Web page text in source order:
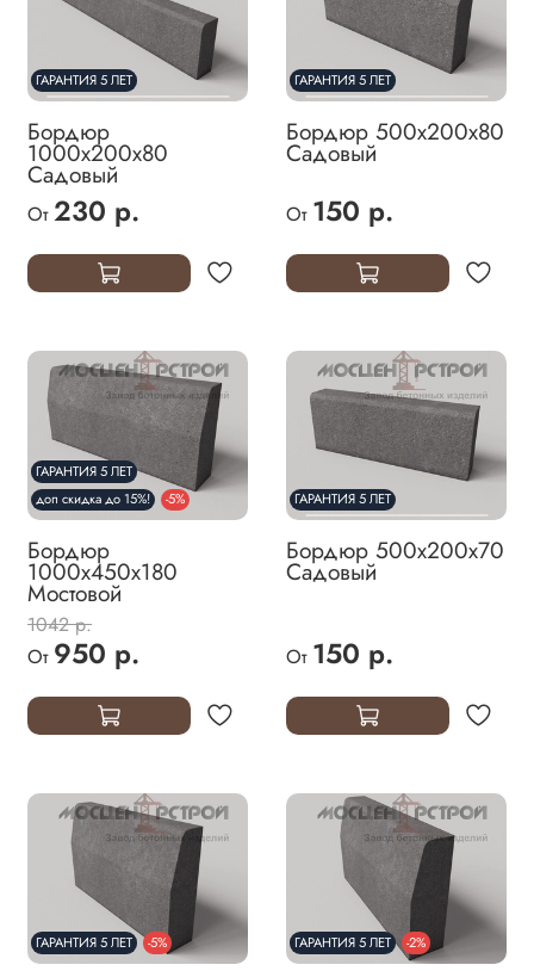
ГАРАНТИЯ 5 ЛЕТ
Бордюр
1000х200х80
Садовый
От 230 р.
ГАРАНТИЯ 5 ЛЕТ
Бордюр 500х200х80
Садовый
От 150 р.
ГАРАНТИЯ 5 ЛЕТ
доп скидка до 15%!
-5%
Бордюр
1000х450х180
Мостовой
1042 р.
От 950 р.
ГАРАНТИЯ 5 ЛЕТ
Бордюр 500х200х70
Садовый
От 150 р.
ГАРАНТИЯ 5 ЛЕТ -5% ГАРАНТИЯ 5 ЛЕТ -2%